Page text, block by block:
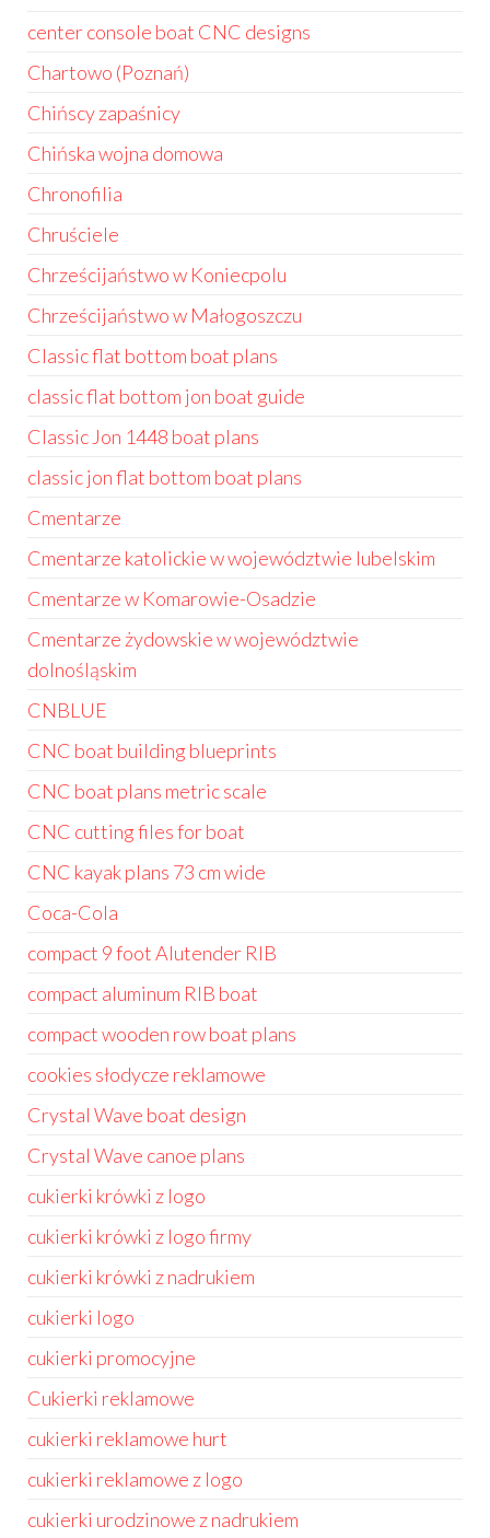
center console boat CNC designs
Chartowo (Poznań)
Chińscy zapaśnicy
Chińska wojna domowa
Chronofilia
Chruściele
Chrześcijaństwo w Koniecpolu
Chrześcijaństwo w Małogoszczu
Classic flat bottom boat plans
classic flat bottom jon boat guide
Classic Jon 1448 boat plans
classic jon flat bottom boat plans
Cmentarze
Cmentarze katolickie w województwie lubelskim
Cmentarze w Komarowie-Osadzie
Cmentarze żydowskie w województwie
dolnośląskim
CNBLUE
CNC boat building blueprints
CNC boat plans metric scale
CNC cutting files for boat
CNC kayak plans 73 cm wide
Coca-Cola
compact 9 foot Alutender RIB
compact aluminum RIB boat
compact wooden row boat plans
cookies słodycze reklamowe
Crystal Wave boat design
Crystal Wave canoe plans
cukierki krówki z logo
cukierki krówki z logo firmy
cukierki krówki z nadrukiem
cukierki logo
cukierki promocyjne
Cukierki reklamowe
cukierki reklamowe hurt
cukierki reklamowe z logo
cukierki urodzinowe z nadrukiem